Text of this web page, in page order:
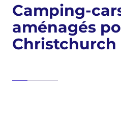
Camping-
aménagés
Christchurch